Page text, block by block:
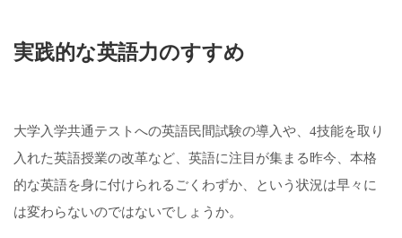
実践的な英語力のすすめ
大学入学共通テストへの英語民間試験の導入や、4技能を取り
入れた英語授業の改革など、英語に注目が集まる昨今、本格
的な英語を身に付けられるごくわずか、という状況は早々に
は変わらないのではないでしょうか。